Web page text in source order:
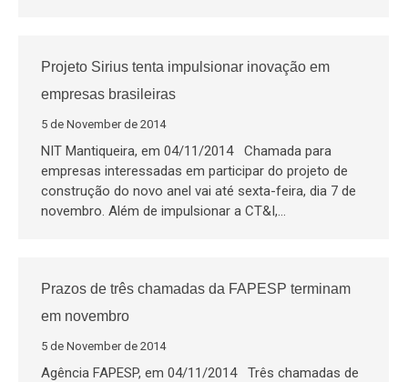
Projeto Sirius tenta impulsionar inovação em
empresas brasileiras
5 de November de 2014
NIT Mantiqueira, em 04/11/2014 Chamada para
empresas interessadas em participar do projeto de
construção do novo anel vai até sexta-feira, dia 7 de
novembro. Além de impulsionar a CT&I,…
Prazos de três chamadas da FAPESP terminam
em novembro
5 de November de 2014
Agência FAPESP, em 04/11/2014 Três chamadas de